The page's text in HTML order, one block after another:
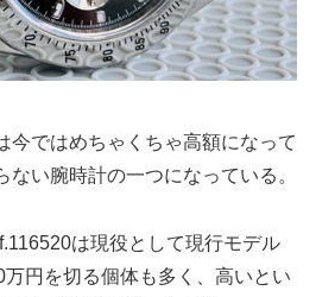
今ではめちゃくちゃ高額になって
ない腕時計の一つになっている。
は現役として現行モデル
円を切る個体も多く、高いとい